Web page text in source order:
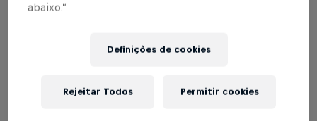
Red Bull Bragantino
abaixo.”
Definições de cookies
Rejeitar Todos Permitir cookies